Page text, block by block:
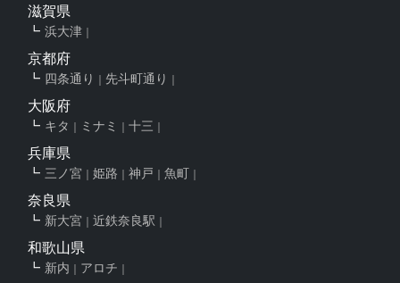
滋賀県
浜大津
京都府
四条通り 先斗町通り
大阪府
キタ ミナミ 十三
兵庫県
三ノ宮 姫路 神戸 魚町
奈良県
新大宮 近鉄奈良駅
和歌山県
新内 アロチ